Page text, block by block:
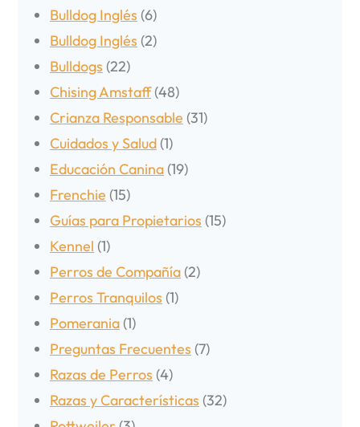
Bulldog Inglés (6)
Bulldog Inglés (2)
Bulldogs (22)
Chising Amstaff(48)
Crianza Responsable (31)
Cuidados y Salud (1)
Educación Canina (19)
Frenchie (15)
Guías para Propietarios (15)
Kennel (1)
Perros de Compañía (2)
Perros Tranquilos (1)
Pomerania (1)
Preguntas Frecuentes (7)
Razas de Perros (4)
Razas y Características (32)